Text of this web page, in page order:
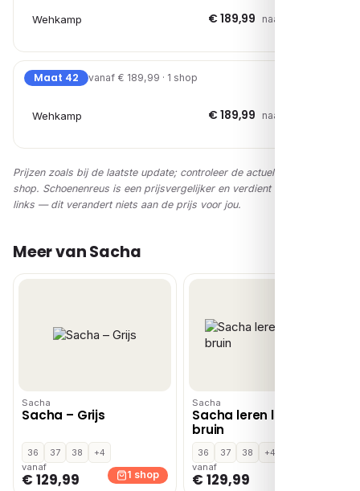
Wehkamp € 189,99 naar shop →
Maat 42 vanaf € 189,99 · 1 shop
Wehkamp € 189,99 naar shop →
Prijzen zoals bij de laatste update; controleer de actuele prijs in de
shop. Schoenenreus is een prijsvergelijker en verdient via affiliate-
links — dit verandert niets aan de prijs voor jou.
Meer van Sacha
Sacha
Sacha – Grijs
36 37 38
+4
vanaf
€ 129,99 1 shop
Sacha
Sacha leren loafers
bruin
36 37 38
+4
vanaf
€ 129,99